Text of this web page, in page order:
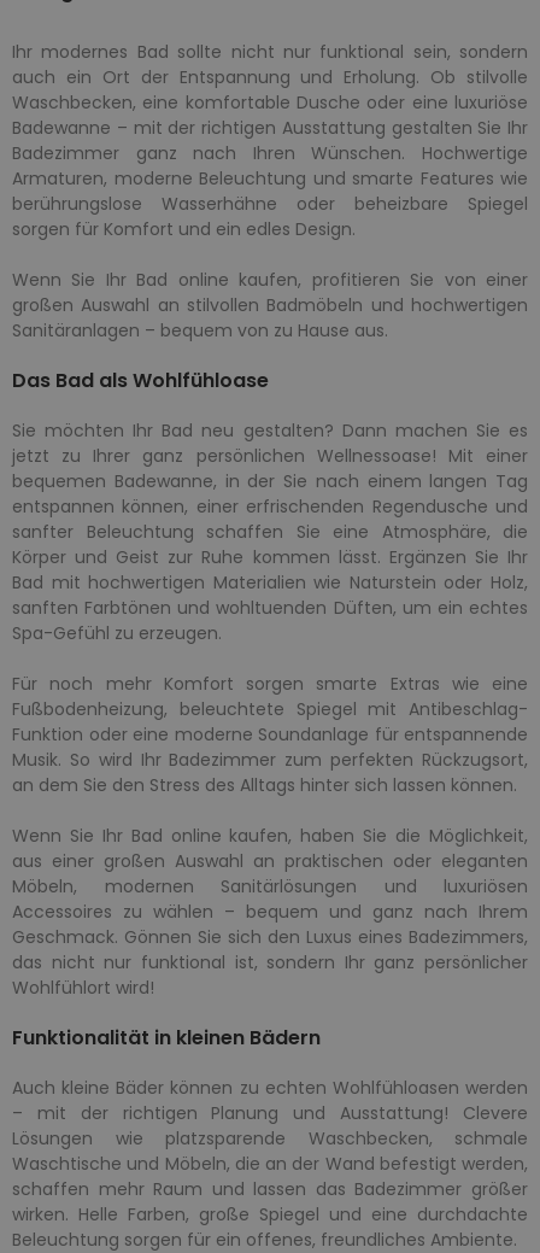
Ihr modernes Bad sollte nicht nur funktional sein, sondern
auch ein Ort der Entspannung und Erholung. Ob stilvolle
Waschbecken, eine komfortable Dusche oder eine luxuriöse
Badewanne – mit der richtigen Ausstattung gestalten Sie Ihr
Badezimmer ganz nach Ihren Wünschen. Hochwertige
Armaturen, moderne Beleuchtung und smarte Features wie
berührungslose Wasserhähne oder beheizbare Spiegel
sorgen für Komfort und ein edles Design.
Wenn Sie Ihr Bad online kaufen, profitieren Sie von einer
großen Auswahl an stilvollen Badmöbeln und hochwertigen
Sanitäranlagen – bequem von zu Hause aus.
Das Bad als Wohlfühloase
Sie möchten Ihr Bad neu gestalten? Dann machen Sie es
jetzt zu Ihrer ganz persönlichen Wellnessoase! Mit einer
bequemen Badewanne, in der Sie nach einem langen Tag
entspannen können, einer erfrischenden Regendusche und
sanfter Beleuchtung schaffen Sie eine Atmosphäre, die
Körper und Geist zur Ruhe kommen lässt. Ergänzen Sie Ihr
Bad mit hochwertigen Materialien wie Naturstein oder Holz,
sanften Farbtönen und wohltuenden Düften, um ein echtes
Spa-Gefühl zu erzeugen.
Für noch mehr Komfort sorgen smarte Extras wie eine
Fußbodenheizung, beleuchtete Spiegel mit Antibeschlag-
Funktion oder eine moderne Soundanlage für entspannende
Musik. So wird Ihr Badezimmer zum perfekten Rückzugsort,
an dem Sie den Stress des Alltags hinter sich lassen können.
Wenn Sie Ihr Bad online kaufen, haben Sie die Möglichkeit,
aus einer großen Auswahl an praktischen oder eleganten
Möbeln, modernen Sanitärlösungen und luxuriösen
Accessoires zu wählen – bequem und ganz nach Ihrem
Geschmack. Gönnen Sie sich den Luxus eines Badezimmers,
das nicht nur funktional ist, sondern Ihr ganz persönlicher
Wohlfühlort wird!
Funktionalität in kleinen Bädern
Auch kleine Bäder können zu echten Wohlfühloasen werden
– mit der richtigen Planung und Ausstattung! Clevere
Lösungen wie platzsparende Waschbecken, schmale
Waschtische und Möbeln, die an der Wand befestigt werden,
schaffen mehr Raum und lassen das Badezimmer größer
wirken. Helle Farben, große Spiegel und eine durchdachte
Beleuchtung sorgen für ein offenes, freundliches Ambiente.